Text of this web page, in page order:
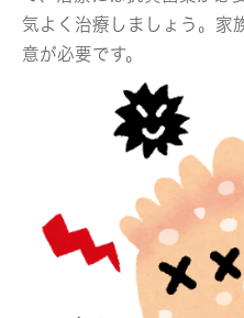
気よく治療しましょう。家
意が必要です。